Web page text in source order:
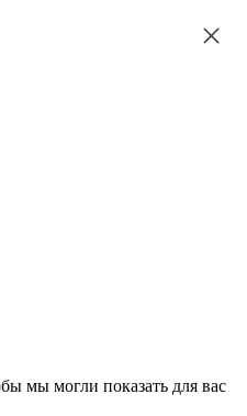
мы могли показать для вас